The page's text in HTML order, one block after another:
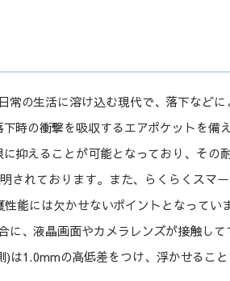
常の生活に溶け込む現代で、落下などに
時の衝撃を吸収するエアポケットを備
抑えることが可能となっており、その
されております。また、らくらくスマ
能には欠かせないポイントとなっていま
に、液晶画面やカメラレンズが接触して
は1.0mmの高低差をつけ、浮かせるこ